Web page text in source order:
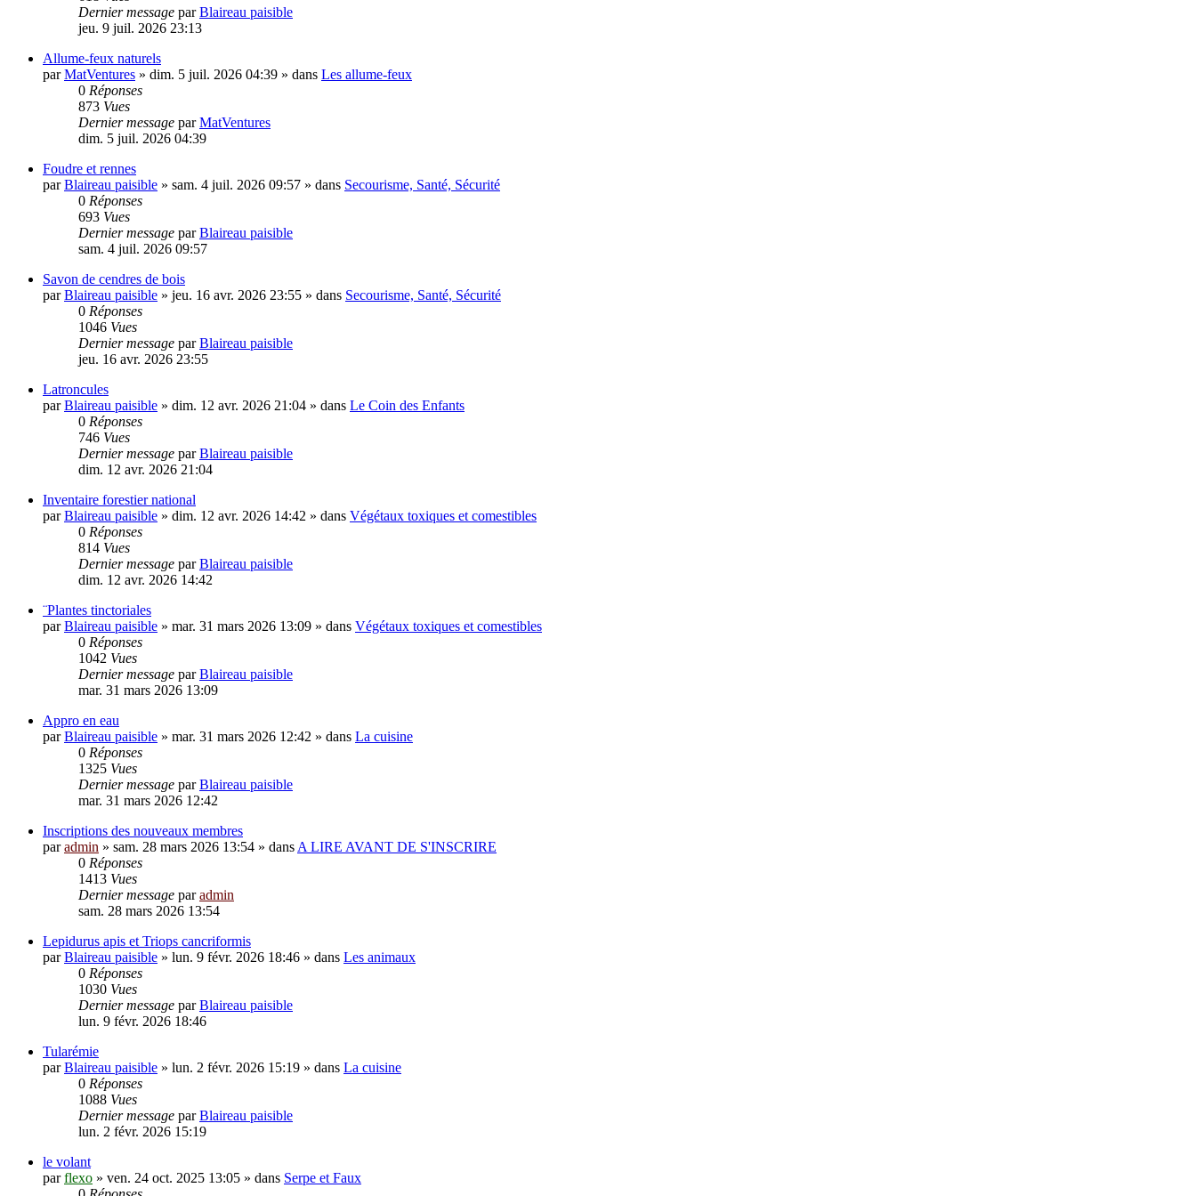
Dernier message parBlaireau paisible
jeu. 9 juil. 2026 23:13
Allume-feux naturels
parMatVentures » dim. 5 juil. 2026 04:39 » dans Les allume-feux
0 Réponses
873 Vues
Dernier message parMatVentures
dim. 5 juil. 2026 04:39
Foudre et rennes
parBlaireau paisible » sam. 4 juil. 2026 09:57 » dans Secourisme, Santé, Sécurité
0 Réponses
693 Vues
Dernier message parBlaireau paisible
sam. 4 juil. 2026 09:57
Savon de cendres de bois
parBlaireau paisible » jeu. 16 avr. 2026 23:55 » dans Secourisme, Santé, Sécurité
0 Réponses
1046 Vues
Dernier message parBlaireau paisible
jeu. 16 avr. 2026 23:55
Latroncules
parBlaireau paisible » dim. 12 avr. 2026 21:04 » dans Le Coin des Enfants
0 Réponses
746 Vues
Dernier message parBlaireau paisible
dim. 12 avr. 2026 21:04
Inventaire forestier national
parBlaireau paisible » dim. 12 avr. 2026 14:42 » dans Végétaux toxiques et comestibles
0 Réponses
814 Vues
Dernier message parBlaireau paisible
dim. 12 avr. 2026 14:42
¨Plantes tinctoriales
parBlaireau paisible » mar. 31 mars 2026 13:09 » dans Végétaux toxiques et comestibles
0 Réponses
1042 Vues
Dernier message parBlaireau paisible
mar. 31 mars 2026 13:09
Appro en eau
parBlaireau paisible » mar. 31 mars 2026 12:42 » dans La cuisine
0 Réponses
1325 Vues
Dernier message parBlaireau paisible
mar. 31 mars 2026 12:42
Inscriptions des nouveaux membres
paradmin » sam. 28 mars 2026 13:54 » dans A LIRE AVANT DE S'INSCRIRE
0 Réponses
1413 Vues
Dernier message paradmin
sam. 28 mars 2026 13:54
Lepidurus apis et Triops cancriformis
parBlaireau paisible » lun. 9 févr. 2026 18:46 » dans Les animaux
0 Réponses
1030 Vues
Dernier message parBlaireau paisible
lun. 9 févr. 2026 18:46
Tularémie
parBlaireau paisible » lun. 2 févr. 2026 15:19 » dans La cuisine
0 Réponses
1088 Vues
Dernier message parBlaireau paisible
lun. 2 févr. 2026 15:19
le volant
parflexo » ven. 24 oct. 2025 13:05 » dans Serpe et Faux